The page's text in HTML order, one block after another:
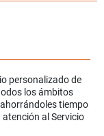
personalizado de
los ámbitos
tiempo
al Servicio